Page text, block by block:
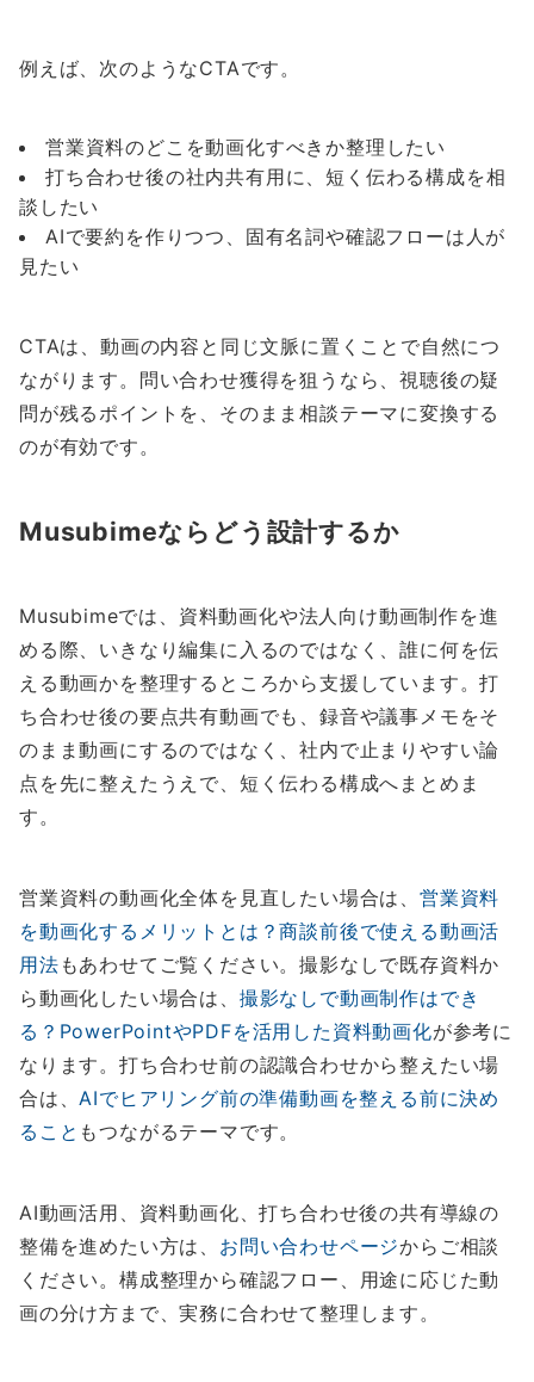
例えば、次のようなCTAです。
営業資料のどこを動画化すべきか整理したい
打ち合わせ後の社内共有用に、短く伝わる構成を相
談したい
AIで要約を作りつつ、固有名詞や確認フローは人が
見たい
CTAは、動画の内容と同じ文脈に置くことで自然につ
ながります。問い合わせ獲得を狙うなら、視聴後の疑
問が残るポイントを、そのまま相談テーマに変換する
のが有効です。
Musubimeならどう設計するか
Musubimeでは、資料動画化や法人向け動画制作を進
める際、いきなり編集に入るのではなく、誰に何を伝
える動画かを整理するところから支援しています。打
ち合わせ後の要点共有動画でも、録音や議事メモをそ
のまま動画にするのではなく、社内で止まりやすい論
点を先に整えたうえで、短く伝わる構成へまとめま
す。
営業資料の動画化全体を見直したい場合は、 営業資料
を動画化するメリットとは？商談前後で使える動画活
用法 もあわせてご覧ください。撮影なしで既存資料か
ら動画化したい場合は、 撮影なしで動画制作はでき
る？PowerPointやPDFを活用した資料動画化が参考に
なります。打ち合わせ前の認識合わせから整えたい場
合は、AIでヒアリング前の準備動画を整える前に決め
ること もつながるテーマです。
AI動画活用、資料動画化、打ち合わせ後の共有導線の
整備を進めたい方は、 お問い合わせページからご相談
ください。構成整理から確認フロー、用途に応じた動
画の分け方まで、実務に合わせて整理します。